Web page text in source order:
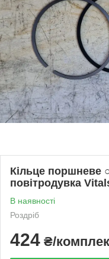
Кільце поршневе
повітродувка
В наявності
Роздріб
424 ₴/